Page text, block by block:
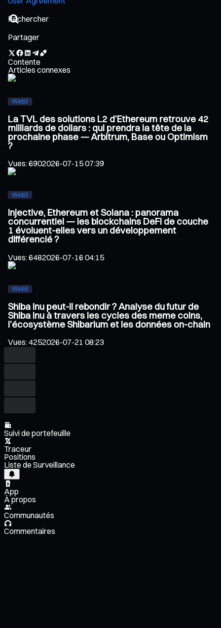
Partager
Contente
Articles connexes
Web3
La TVL des solutions L2 d’Ethereum retrouve 42
milliards de dollars : qui prendra la tête de la
prochaine phase — Arbitrum, Base ou Optimism
?
Vues:6902026-07-15 07:39
Web3
Injective, Ethereum et Solana : panorama
concurrentiel — les blockchains DeFi de couche
1 évoluent-elles vers un développement
différencié ?
Vues:6482026-07-16 04:15
Web3
Shiba Inu peut-il rebondir ? Analyse du futur de
Shiba Inu à travers les cycles des meme coins,
l’écosystème Shibarium et les données on-chain
Vues:4252026-07-21 08:23
Suivi de portefeuille
Traceur
Positions
Liste de Surveillance
App
À propos
Communautés
Commentaires